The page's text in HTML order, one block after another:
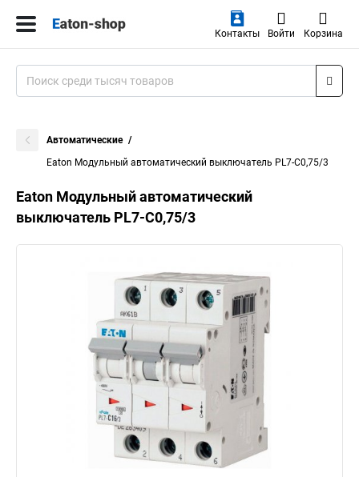
Контакты Войти Корзина
Автоматические
Eaton Модульный автоматический выключатель PL7-C0,75/3
Eaton Модульный автоматический
выключатель PL7-C0,75/3